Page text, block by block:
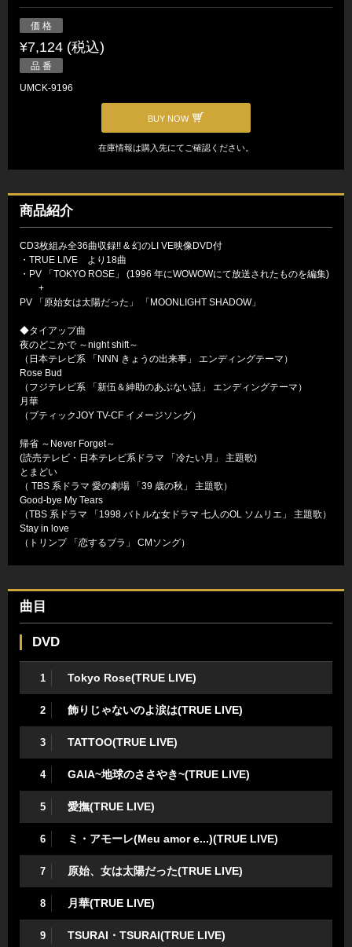
価 格
¥7,124 (税込)
品 番
UMCK-9196
BUY NOW
在庫情報は購入先にてご確認ください。
商品紹介
CD3枚組み全36曲収録!! & 幻のLI VE映像DVD付
・TRUE LIVE より18曲
・PV 「TOKYO ROSE」 (1996 年にWOWOWにて放送されたものを編集)
+
PV 「原始女は太陽だった」 「MOONLIGHT SHADOW」
◆タイアップ曲
夜のどこかで ～night shift～
（日本テレビ系 「NNN きょうの出来事」 エンディングテーマ）
Rose Bud
（フジテレビ系 「新伍＆紳助のあぶない話」 エンディングテーマ）
月華
（ブティックJOY TV-CF イメージソング）
帰省 ～Never Forget～
(読売テレビ・日本テレビ系ドラマ 「冷たい月」 主題歌)
とまどい
（ TBS 系ドラマ 愛の劇場 「39 歳の秋」 主題歌）
Good-bye My Tears
（TBS 系ドラマ 「1998 バトルな女ドラマ 七人のOL ソムリエ」 主題歌）
Stay in love
（トリンプ 「恋するブラ」 CMソング）
曲目
DVD
1 Tokyo Rose(TRUE LIVE)
2 飾りじゃないのよ涙は(TRUE LIVE)
3 TATTOO(TRUE LIVE)
4 GAIA~地球のささやき~(TRUE LIVE)
5 愛撫(TRUE LIVE)
6 ミ・アモーレ(Meu amor e...)(TRUE LIVE)
7 原始、女は太陽だった(TRUE LIVE)
8 月華(TRUE LIVE)
9 TSURAI・TSURAI(TRUE LIVE)